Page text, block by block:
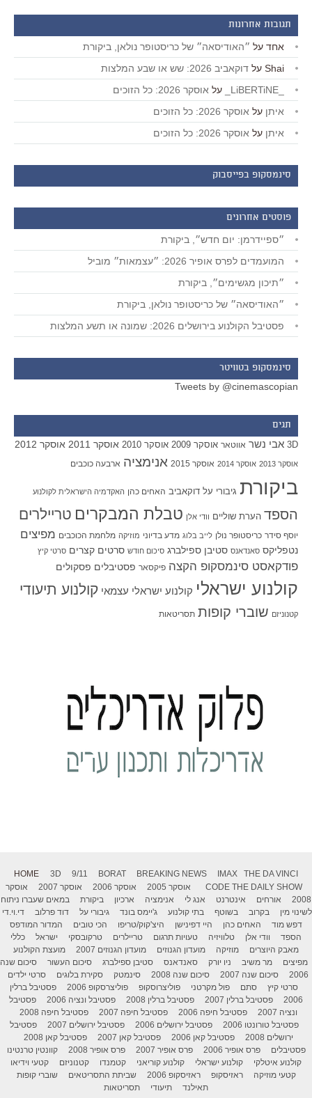
תגובות אחרונות
אחד על ״האודיסאה״ של כריסטופר נולאן, ביקורת
Shai על דוקאביב 2026: שש או שבע המלצות
על אוסקר 2026: כל הזוכים
איתן על אוסקר 2026: כל הזוכים
איתן על אוסקר 2026: כל הזוכים
סינמסקופ בפייסבוק
פוסטים אחרונים
״ספיידרמן: יום חדש״, ביקורת
המועמדים לפרס אופיר 2026: ״עצמאות״ מוביל
״תיכון מגשימים״, ביקורת
״האודיסאה״ של כריסטופר נולאן, ביקורת
פסטיבל הקולנוע בירושלים 2026: שמונה או תשע המלצות
סינמסקופ בטוויטר
Tweets by @cinemascopian
תגים
3D אבי נשר אווטאר אוסקר 2009 אוסקר 2010 אוסקר 2011 אוסקר 2012
אוסקר 2013 אוסקר 2014 אוסקר 2015 אנימציה ארבעה כוכבים
ביקורת גיבורי על דוקאביב האחים כהן האקדמיה הישראלית לקולנוע
הספד הערת שוליים וודי אלן טבלת המבקרים טריילרים
יוסף סידר כריסטופר נולן לייב בלוג מדע בדיוני מוזיקה מלחמת הכוכבים מפיצים
נטפליקס סאנדאנס סטיבן ספילברג סיכום חודש סרטים קצרים סרטי קיץ
פודקאסט סינמסקופ הקצה פיקסאר פסטיבלים פסקולים
קולנוע ישראלי קולנוע ישראלי עצמאי קולנוע תיעודי
קטנוניזם שוברי קופות תסריטאות
HOME 3D 9/11 BORAT BREAKING NEWS IMAX
THE DA VINCI
CODE THE DAILY SHOW אוסקר 2005 אוסקר 2006 אוסקר 2007
אוסקר
2008
אורחים אינטרנט אנג לי אנימציה ארכיון ביקורת
במאים שעברו ניתוח
לשינוי מין
בקרוב בשוטף בתי קולנוע ג'יימס בונד גיבורי על דוד פרלוב
די.וי.די
דפש מוד
האחים כהן היי דפינישן היצ'קוק/טריפו הכי טובים
המדור המודפס
הספד
וודי אלן טלוויזיה טעויות תרגום טריילרים טרקובסקי ישראל
כללי
מאבק היוצרים
מוזיקה מועדון הגנוזים מועדון הגנוזים 2007
מועצת הקולנוע
מפיצים
מר משיב ניו יורק סאנדאנס סטיבן ספילברג סיכום העשור
סיכום שנה
2006
סיכום שנה 2007 סיכום שנה 2008 סינמטק סקירת בלוגים
סרטי ילדים
סרטי קיץ
סתם פול מקרטני פוליצרוסקופ פוליצרסקופ 2006
פסטיבל ברלין
2006
פסטיבל ברלין 2007 פסטיבל ברלין 2008 פסטיבל ונציה 2006
פסטיבל
ונציה 2007
פסטיבל חיפה 2006 פסטיבל חיפה 2007
פסטיבל חיפה 2008
פסטיבל טורונטו 2006
פסטיבל ירושלים 2006 פסטיבל ירושלים 2007
פסטיבל
ירושלים 2008
פסטיבל קאן 2006 פסטיבל קאן 2007
פסטיבל קאן 2008
פסטיבלים
פרס אופיר 2006 פרס אופיר 2007 פרס אופיר 2008
קוונטין טרנטינו
קולנוע איטלקי
קולנוע ישראלי קולנוע קוריאני קטמנדו קטנוניזם
קטעי וידיאו
קטעי מוזיקה
ראזיסקופ ראזיסקופ 2006 שביתת התסריטאים
שוברי קופות
תאילנד
תיעודי תסריטאות